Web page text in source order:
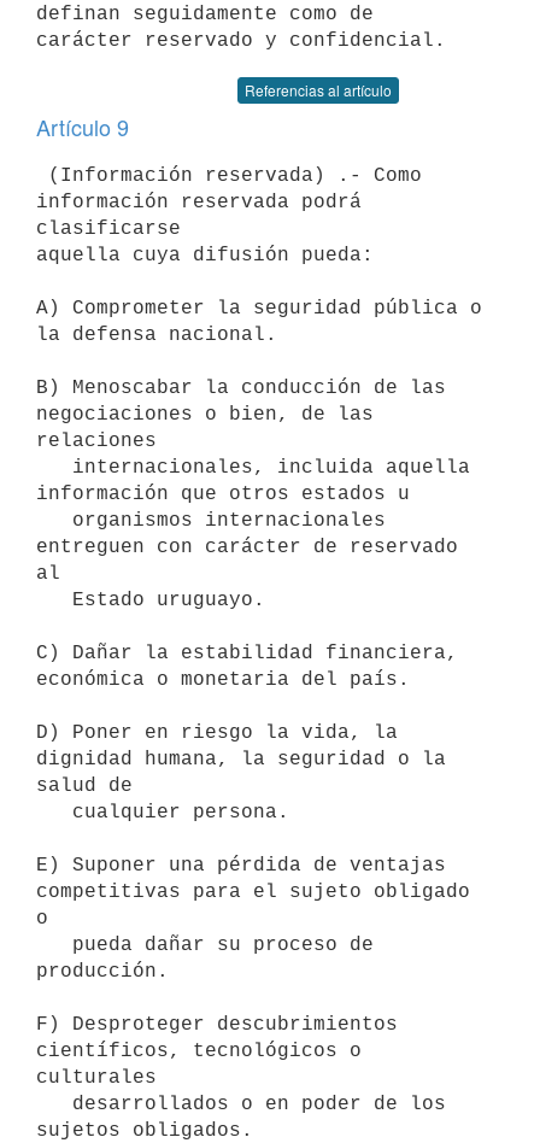
definan seguidamente como de
Referencias al artículo
Artículo 9
información reservada podrá
clasificarse
aquella cuya difusión pueda:
A) Comprometer la seguridad pública o
la defensa nacional.
B) Menoscabar la conducción de las
negociaciones o bien, de las
relaciones
información que otros estados u
entreguen con carácter de reservado
al
C) Dañar la estabilidad financiera,
económica o monetaria del país.
D) Poner en riesgo la vida, la
dignidad humana, la seguridad o la
salud de
E) Suponer una pérdida de ventajas
competitivas para el sujeto obligado
o
producción.
F) Desproteger descubrimientos
científicos, tecnológicos o
culturales
sujetos obligados.